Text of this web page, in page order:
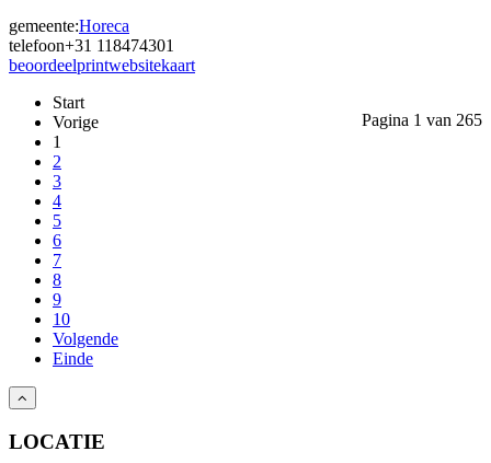
gemeente:Horeca
telefoon+31 118474301
beoordeelprintwebsitekaart
Pagina 1 van 265
Start
Vorige
1
2
3
4
5
6
7
8
9
10
Volgende
Einde
LOCATIE